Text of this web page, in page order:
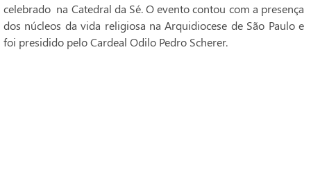
celebrado na Catedral da Sé. O evento contou com a presença
dos núcleos da vida religiosa na Arquidiocese de São Paulo e
foi presidido pelo Cardeal Odilo Pedro Scherer.